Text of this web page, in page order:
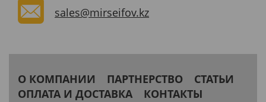
sales@mirseifov.kz
О КОМПАНИИ ПАРТНЕРСТВО
СТАТЬИ
ОПЛАТА И ДОСТАВКА
КОНТАКТЫ